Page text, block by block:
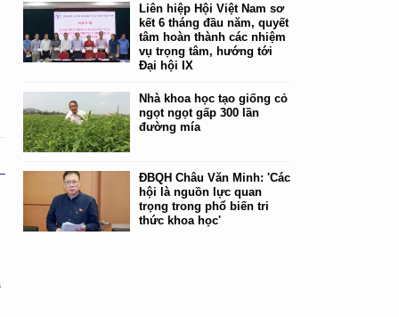
Liên hiệp Hội Việt Nam sơ
kết 6 tháng đầu năm, quyết
tâm hoàn thành các nhiệm
vụ trọng tâm, hướng tới
Đại hội IX
Nhà khoa học tạo giống cỏ
ngọt ngọt gấp 300 lần
đường mía
ĐBQH Châu Văn Minh: 'Các
hội là nguồn lực quan
trọng trong phổ biến tri
thức khoa học'